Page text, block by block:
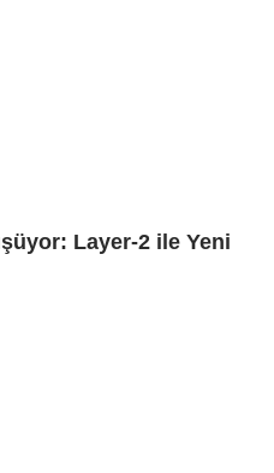
Layer-2 ile Yeni